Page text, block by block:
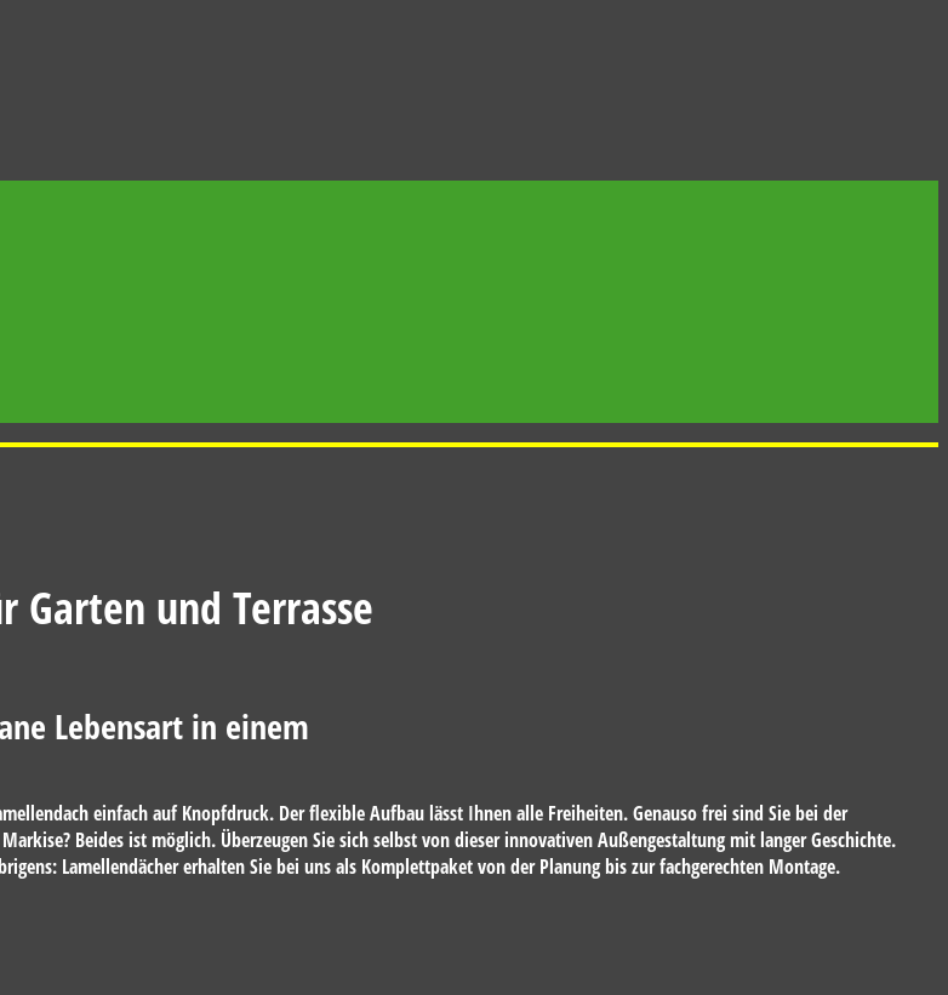
und Terrasse
Lebensart in einem
einfach auf Knopfdruck. Der flexible Aufbau lässt Ihnen alle Freiheiten. Genauso frei sind Sie bei der
Beides ist möglich. Überzeugen Sie sich selbst von dieser innovativen Außengestaltung mit langer Geschichte.
Lamellendächer erhalten Sie bei uns als Komplettpaket von der Planung bis zur fachgerechten Montage.